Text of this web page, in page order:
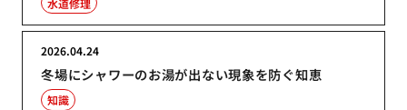
冬場にシャワーのお湯が出ない現象を防ぐ知恵
2026.04.24
知識